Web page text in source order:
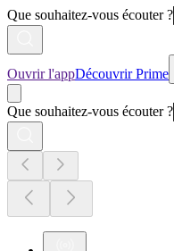
Que souhaitez-vous écouter ?
Ouvrir l'appDécouvrir Prime
Que souhaitez-vous écouter ?